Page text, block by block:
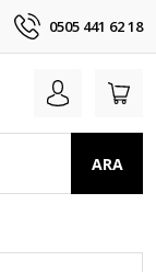
0505 441 62 18
ARA